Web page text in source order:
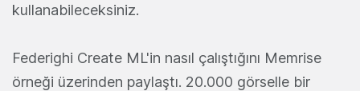
kullanabileceksiniz.
Federighi Create ML'in nasıl çalıştığını Memrise
örneği üzerinden paylaştı. 20.000 görselle bir